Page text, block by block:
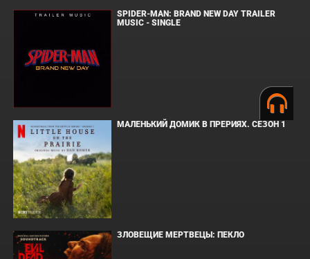
SPIDER-MAN: BRAND NEW DAY TRAILER
MUSIC - SINGLE
МАЛЕНЬКИЙ ДОМИК В ПРЕРИЯХ. СЕЗОН 1
ЗЛОВЕЩИЕ МЕРТВЕЦЫ: ПЕКЛО